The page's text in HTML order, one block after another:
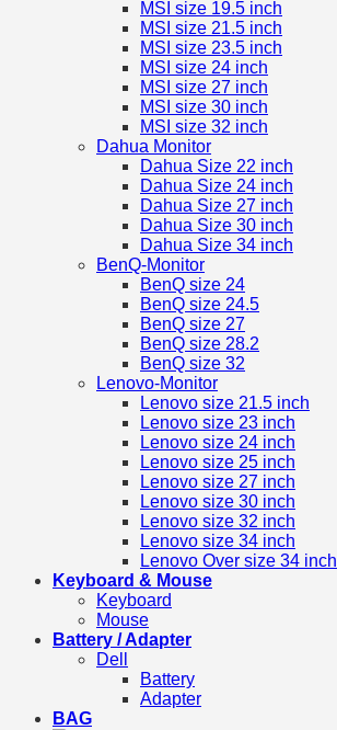
MSI size 19.5 inch
MSI size 21.5 inch
MSI size 23.5 inch
MSI size 24 inch
MSI size 27 inch
MSI size 30 inch
MSI size 32 inch
Dahua Monitor
Dahua Size 22 inch
Dahua Size 24 inch
Dahua Size 27 inch
Dahua Size 30 inch
Dahua Size 34 inch
BenQ-Monitor
BenQ size 24
BenQ size 24.5
BenQ size 27
BenQ size 28.2
BenQ size 32
Lenovo-Monitor
Lenovo size 21.5 inch
Lenovo size 23 inch
Lenovo size 24 inch
Lenovo size 25 inch
Lenovo size 27 inch
Lenovo size 30 inch
Lenovo size 32 inch
Lenovo size 34 inch
Lenovo Over size 34 inch
Keyboard & Mouse
Keyboard
Mouse
Battery / Adapter
Dell
Battery
Adapter
BAG